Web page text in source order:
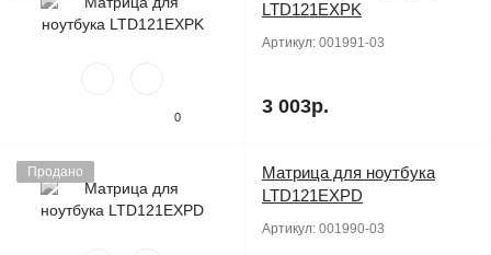
0
LTD121EXPK
Артикул: 001991-03
3 003р.
Продано
Матрица для ноутбука
LTD121EXPD
Артикул: 001990-03